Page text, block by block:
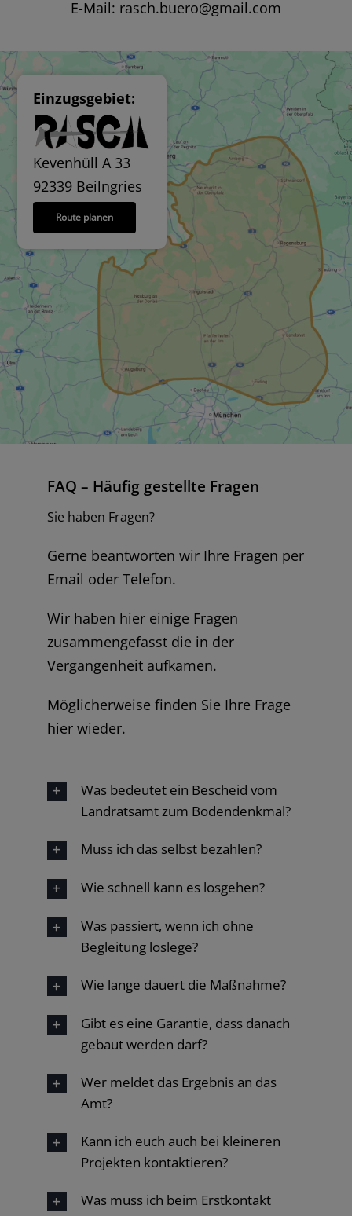
E-Mail: rasch.buero@gmail.com
Einzugsgebiet:
Kevenhüll A 33
92339 Beilngries
Route planen
FAQ – Häufig gestellte Fragen
Sie haben Fragen?
Gerne beantworten wir Ihre Fragen per
Email oder Telefon.
Wir haben hier einige Fragen
zusammengefasst die in der
Vergangenheit aufkamen.
Möglicherweise finden Sie Ihre Frage
hier wieder.
Was bedeutet ein Bescheid vom
Landratsamt zum Bodendenkmal?
Muss ich das selbst bezahlen?
Wie schnell kann es losgehen?
Was passiert, wenn ich ohne
Begleitung loslege?
Wie lange dauert die Maßnahme?
Gibt es eine Garantie, dass danach
gebaut werden darf?
Wer meldet das Ergebnis an das
Amt?
Kann ich euch auch bei kleineren
Projekten kontaktieren?
Was muss ich beim Erstkontakt